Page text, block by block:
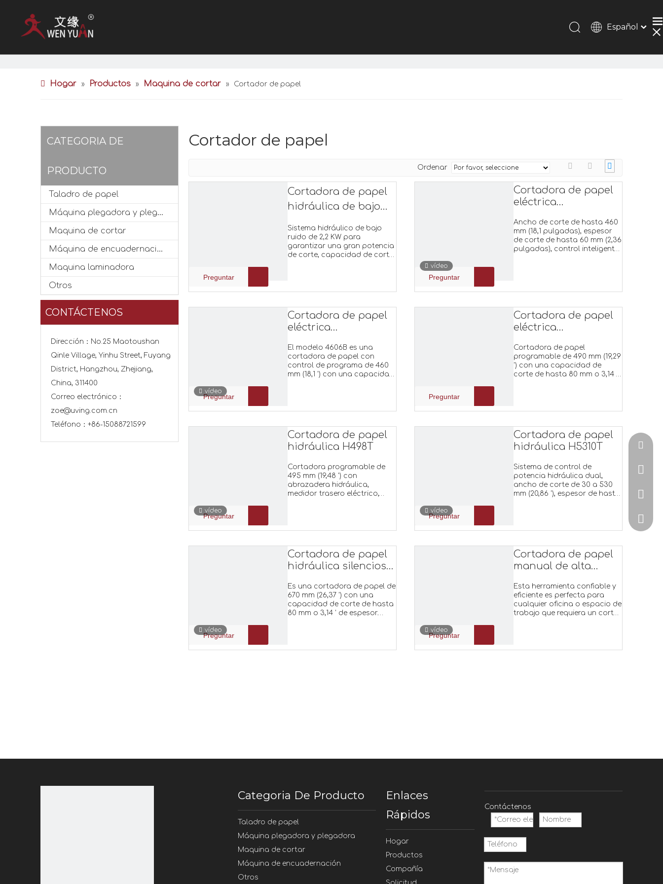
Español
Pусский
Hogar » Productos » Maquina de cortar » Cortador de papel
CATEGORIA DE
PRODUCTO
Taladro de papel
Máquina plegadora y plegadora
Maquina de cortar
Máquina de encuadernación
Maquina laminadora
Otros
CONTÁCTENOS
Dirección：No.25 Maotoushan
Qinle Village, Yinhu Street, Fuyang
District, Hangzhou, Zhejiang,
China, 311400
Correo electrónico：
zoe@uving.com.cn
Teléfono：+86-15088721599
Cortador de papel
Ordenar
Cortadora de papel
hidráulica de bajo
Sistema hidráulico de bajo
ruido de 2,2 KW para
garantizar una gran potencia
de corte, capacidad de corte
y empuje de papel lineal de
táctil de 10,2 pulgadas.
Preguntar
vídeo
Cortadora de papel
eléctrica
Ancho de corte de hasta 460
mm (18,1 pulgadas), espesor
de corte de hasta 60 mm (2,36
pulgadas), control inteligente,
Preguntar
vídeo
Cortadora de papel
eléctrica
El modelo 4606B es una
cortadora de papel con
control de programa de 460
mm (18,1 ') con una capacidad
Preguntar
Cortadora de papel
eléctrica
Cortadora de papel
programable de 490 mm (19,29
') con una capacidad de
corte de hasta 80 mm o 3,14 '
corte cada uno.
Preguntar
vídeo
Cortadora de papel
hidráulica H498T
Cortadora programable de
495 mm (19,48 ') con
abrazadera hidráulica,
medidor trasero eléctrico,
infrarrojos. Grosor de corte de
Preguntar
vídeo
Cortadora de papel
hidráulica H5310T
Sistema de control de
potencia hidráulica dual,
ancho de corte de 30 a 530
mm (20,86 '), espesor de hasta
acero de 12 mm con cromo,
Preguntar
vídeo
Cortadora de papel
hidráulica silenciosa
Es una cortadora de papel de
670 mm (26,37 ') con una
capacidad de corte de hasta
80 mm o 3,14 ' de espesor.
y pantalla táctil de 7 '.
Preguntar
vídeo
Cortadora de papel
manual de alta
Esta herramienta confiable y
eficiente es perfecta para
cualquier oficina o espacio de
trabajo que requiera un corte
nuestra cortadora de papel
Preguntar
Categoria De Producto
Taladro de papel
Máquina plegadora y plegadora
Maquina de cortar
Máquina de encuadernación
Otros
Enlaces
Rápidos
Hogar
Productos
Compañía
Contáctenos